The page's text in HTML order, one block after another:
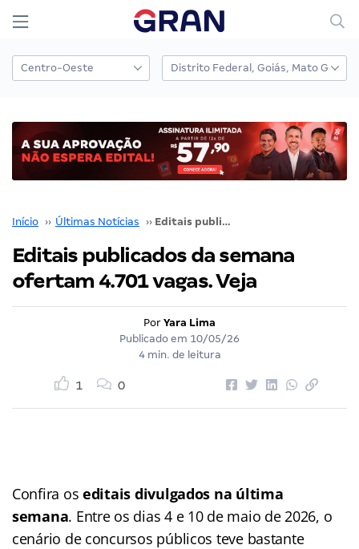
Início ›› Últimas Notícias ›› Editais publicados da semana ofertam 4.701 vagas. Veja
Editais publicados da semana
ofertam 4.701 vagas. Veja
Por Yara Lima
Publicado em 10/05/26
4 min. de leitura
1 0
Confira oseditais divulgados na última
semana. Entre os dias 4 e 10 de maio de 2026, o
cenário de concursos públicos teve bastante